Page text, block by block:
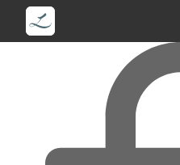
Zum Hauptinhalt springen